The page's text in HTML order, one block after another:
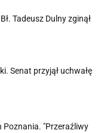
Tadeusz Dulny zginął
Senat przyjął uchwałę
Poznania. "Przeraźliwy